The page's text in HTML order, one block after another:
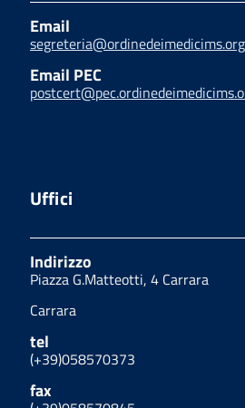
Email
segreteria@ordinedeimedicims.org
Email PEC
Uffici
Indirizzo
Piazza G.Matteotti, 4 Carrara
Carrara
tel
(+39)058570373
fax